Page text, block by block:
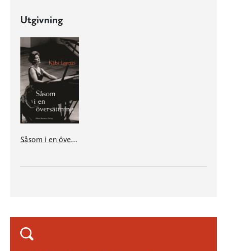
Utgivning
Såsom i en översättning